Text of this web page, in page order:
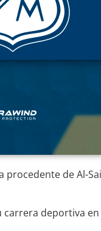
procedente de Al-
carrera deportiva en